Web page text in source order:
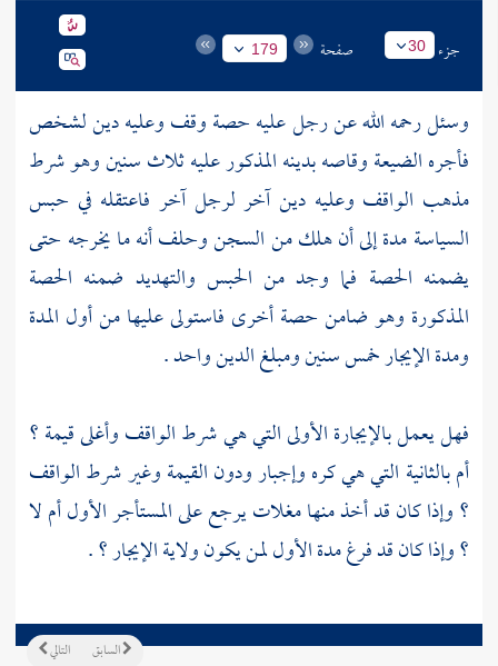
جزء 30 صفحة 179
وسئل رحمه الله عن رجل عليه حصة وقف وعليه دين لشخص
فأجره الضيعة وقاصه بدينه المذكور عليه ثلاث سنين وهو شرط
مذهب الواقف وعليه دين آخر لرجل آخر فاعتقله في حبس
السياسة مدة إلى أن هلك من السجن وحلف أنه ما يخرجه حتى
يضمنه الحصة فما وجد من الحبس والتهديد ضمنه الحصة
المذكورة وهو ضامن حصة أخرى فاستولى عليها من أول المدة
ومدة الإيجار خمس سنين ومبلغ الدين واحد .
فهل يعمل بالإيجارة الأولى التي هي شرط الواقف وأغلى قيمة ؟
أم بالثانية التي هي كره وإجبار ودون القيمة وغير شرط الواقف
؟ وإذا كان قد أخذ منها مغلات يرجع على المستأجر الأول أم لا
؟ وإذا كان قد فرغ مدة الأول لمن يكون ولاية الإيجار ؟ .
التالي السابق